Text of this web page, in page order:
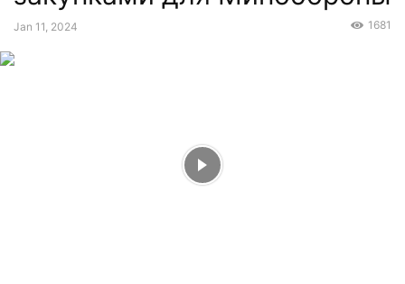
Jan 11, 2024 1681